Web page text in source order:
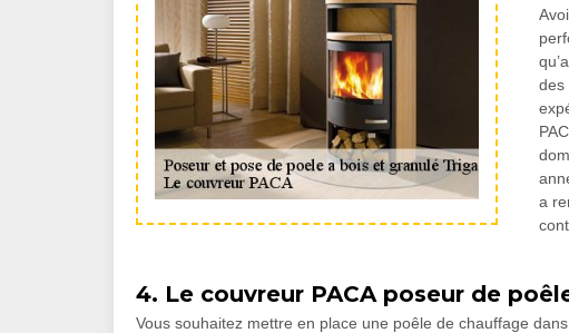
a
4. Le couvreur PACA poseur de
Vous souhaitez mettre en place une poêle de chauffage